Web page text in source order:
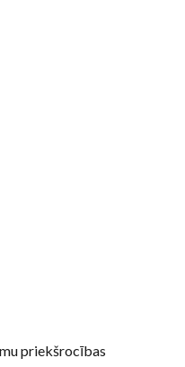
priekšrocības